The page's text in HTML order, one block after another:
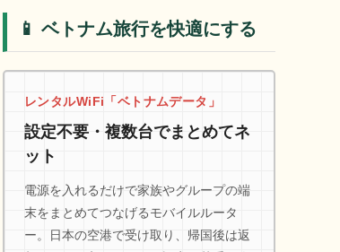
📱 ベトナム旅行を快適にする
レンタルWiFi「ベトナムデータ」
設定不要・複数台でまとめてネ
ット
電源を入れるだけで家族やグループの端
末をまとめてつなげるモバイルルータ
ー。日本の空港で受け取り、帰国後は返